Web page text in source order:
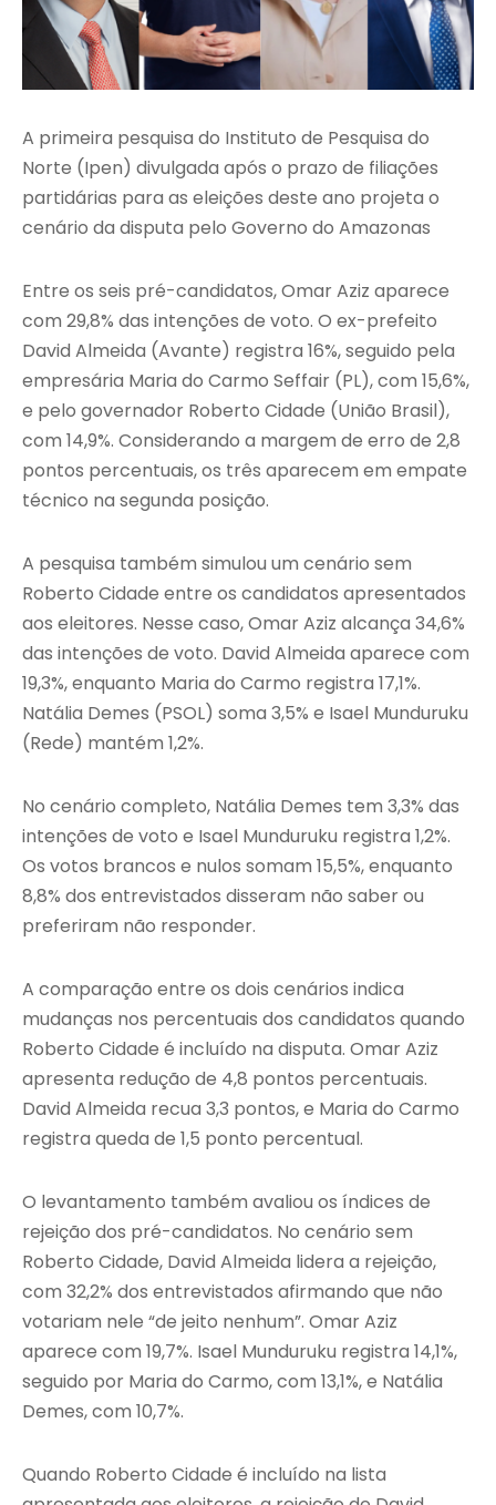
A primeira pesquisa do Instituto de Pesquisa do
Norte (Ipen) divulgada após o prazo de filiações
partidárias para as eleições deste ano projeta o
cenário da disputa pelo Governo do Amazonas
Entre os seis pré-candidatos, Omar Aziz aparece
com 29,8% das intenções de voto. O ex-prefeito
David Almeida (Avante) registra 16%, seguido pela
empresária Maria do Carmo Seffair (PL), com 15,6%,
e pelo governador Roberto Cidade (União Brasil),
com 14,9%. Considerando a margem de erro de 2,8
pontos percentuais, os três aparecem em empate
técnico na segunda posição.
A pesquisa também simulou um cenário sem
Roberto Cidade entre os candidatos apresentados
aos eleitores. Nesse caso, Omar Aziz alcança 34,6%
das intenções de voto. David Almeida aparece com
19,3%, enquanto Maria do Carmo registra 17,1%.
Natália Demes (PSOL) soma 3,5% e Isael Munduruku
(Rede) mantém 1,2%.
No cenário completo, Natália Demes tem 3,3% das
intenções de voto e Isael Munduruku registra 1,2%.
Os votos brancos e nulos somam 15,5%, enquanto
8,8% dos entrevistados disseram não saber ou
preferiram não responder.
A comparação entre os dois cenários indica
mudanças nos percentuais dos candidatos quando
Roberto Cidade é incluído na disputa. Omar Aziz
apresenta redução de 4,8 pontos percentuais.
David Almeida recua 3,3 pontos, e Maria do Carmo
registra queda de 1,5 ponto percentual.
O levantamento também avaliou os índices de
rejeição dos pré-candidatos. No cenário sem
Roberto Cidade, David Almeida lidera a rejeição,
com 32,2% dos entrevistados afirmando que não
votariam nele “de jeito nenhum”. Omar Aziz
aparece com 19,7%. Isael Munduruku registra 14,1%,
seguido por Maria do Carmo, com 13,1%, e Natália
Demes, com 10,7%.
Quando Roberto Cidade é incluído na lista